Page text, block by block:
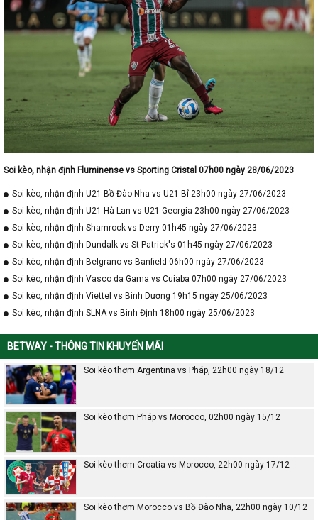
Soi kèo, nhận định Fluminense vs Sporting Cristal 07h00 ngày 28/06/2023
Soi kèo, nhận định U21 Bồ Đào Nha vs U21 Bỉ 23h00 ngày 27/06/2023
Soi kèo, nhận định U21 Hà Lan vs U21 Georgia 23h00 ngày 27/06/2023
Soi kèo, nhận định Shamrock vs Derry 01h45 ngày 27/06/2023
Soi kèo, nhận định Dundalk vs St Patrick's 01h45 ngày 27/06/2023
Soi kèo, nhận định Belgrano vs Banfield 06h00 ngày 27/06/2023
Soi kèo, nhận định Vasco da Gama vs Cuiaba 07h00 ngày 27/06/2023
Soi kèo, nhận định Viettel vs Bình Dương 19h15 ngày 25/06/2023
Soi kèo, nhận định SLNA vs Bình Định 18h00 ngày 25/06/2023
BETWAY - THÔNG TIN KHUYẾN MÃI
Soi kèo thơm Argentina vs Pháp, 22h00 ngày 18/12
Soi kèo thơm Pháp vs Morocco, 02h00 ngày 15/12
Soi kèo thơm Croatia vs Morocco, 22h00 ngày 17/12
Soi kèo thơm Morocco vs Bồ Đào Nha, 22h00 ngày 10/12